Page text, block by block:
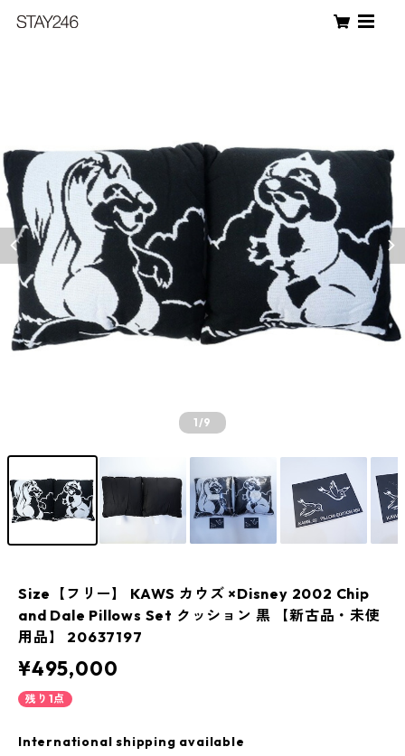
1/9
Size【フリー】 KAWS カウズ ×Disney 2002 Chip
and Dale Pillows Set クッション 黒 【新古品・未使
用品】 20637197
¥495,000
残り1点
International shipping available